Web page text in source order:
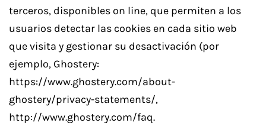
terceros, disponibles on line, que permiten a los
usuarios detectar las cookies en cada sitio web
que visita y gestionar su desactivación (por
ejemplo, Ghostery:
https://www.ghostery.com/about-
ghostery/privacy-statements/,
http://www.ghostery.com/faq.